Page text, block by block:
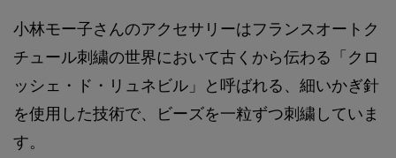
小林モー子さんのアクセサリーはフランスオートク
チュール刺繍の世界において古くから伝わる「クロ
ッシェ・ド・リュネビル」と呼ばれる、細いかぎ針
を使用した技術で、ビーズを一粒ずつ刺繍していま
す。